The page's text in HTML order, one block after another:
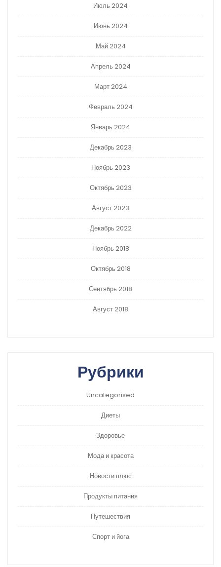
Июль 2024
Июнь 2024
Май 2024
Апрель 2024
Март 2024
Февраль 2024
Январь 2024
Декабрь 2023
Ноябрь 2023
Октябрь 2023
Август 2023
Декабрь 2022
Ноябрь 2018
Октябрь 2018
Сентябрь 2018
Август 2018
Рубрики
Uncategorised
Диеты
Здоровье
Мода и красота
Новости плюс
Продукты питания
Путешествия
Спорт и йога